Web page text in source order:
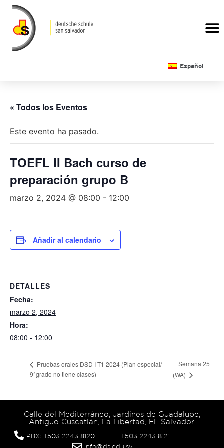
Español
« Todos los Eventos
Este evento ha pasado.
TOEFL II Bach curso de
preparación grupo B
marzo 2, 2024 @ 08:00 - 12:00
Añadir al calendario
DETALLES
Fecha:
marzo 2, 2024
Hora:
08:00 - 12:00
Pruebas orales DSD I T1 2024 (Plan especial/
9°grado no tiene clases)
Semana 25
(WA)
Calle del Mediterráneo, Jardines de Guadalupe,
Antiguo Cuscatlán, La Libertad, EL Salvador.
PBX: +503 2243 8120
+503 2243 8121